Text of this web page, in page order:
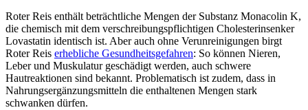
Roter Reis enthält beträchtliche Mengen der Substanz Monacolin K,
die chemisch mit dem verschreibungspflichtigen Cholesterinsenker
Lovastatin identisch ist. Aber auch ohne Verunreinigungen birgt
Roter Reis erhebliche Gesundheitsgefahren: So können Nieren,
Leber und Muskulatur geschädigt werden, auch schwere
Hautreaktionen sind bekannt. Problematisch ist zudem, dass in
Nahrungsergänzungsmitteln die enthaltenen Mengen stark
schwanken dürfen.